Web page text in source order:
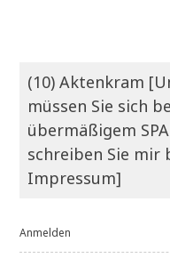
(10) Aktenkram
müssen Sie sich
übermäßigem
schreiben Sie mir
Impressum]
Anmelden